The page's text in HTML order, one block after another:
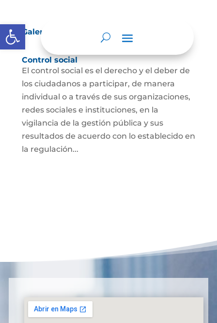
Abrir barra de herramientas
Galería
Control social
El control social es el derecho y el deber de
los ciudadanos a participar, de manera
individual o a través de sus organizaciones,
redes sociales e instituciones, en la
vigilancia de la gestión pública y sus
resultados de acuerdo con lo establecido en
la regulación...